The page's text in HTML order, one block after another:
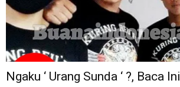
Ngaku ‘ Urang Sunda ‘ ?, Baca Ini